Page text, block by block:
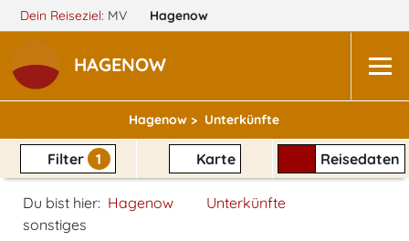
Dein Reiseziel: MV Hagenow
HAGENOW
Hagenow > Unterkünfte
Filter 1 Karte Reisedaten
Du bist hier: Hagenow
Unterkünfte
sonstiges